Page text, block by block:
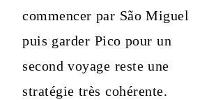
commencer par São Miguel
puis garder Pico pour un
second voyage reste une
stratégie très cohérente.